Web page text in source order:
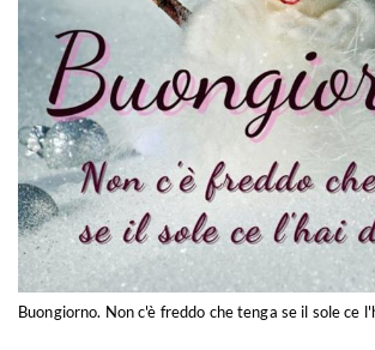
Buongiorno. Non c'è freddo che tenga se il sole ce